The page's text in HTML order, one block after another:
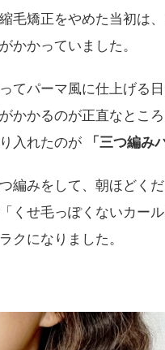
毛矯正をやめた当初は
かかっていました。
てパーマ風に仕上げる日
かかるのが正直なところ
入れたのが
「三つ編み
編みをして、朝ほどくだ
くせ毛っぽくないカー
クになりました。